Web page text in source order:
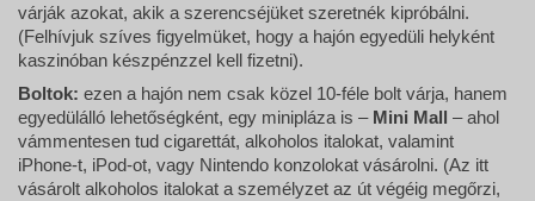
várják azokat, akik a szerencséjüket szeretnék kipróbálni.
(Felhívjuk szíves figyelmüket, hogy a hajón egyedüli helyként
kaszinóban készpénzzel kell fizetni).
Boltok: ezen a hajón nem csak közel 10-féle bolt várja, hanem
egyedülálló lehetőségként, egy minipláza is – Mini Mall – ahol
vámmentesen tud cigarettát, alkoholos italokat, valamint
iPhone-t, iPod-ot, vagy Nintendo konzolokat vásárolni. (Az itt
vásárolt alkoholos italokat a személyzet az út végéig megőrzi,